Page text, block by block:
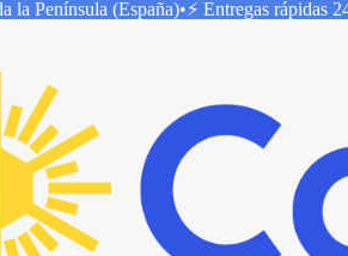
la Península (España)•⚡ Entregas rápidas